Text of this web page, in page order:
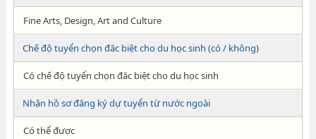
Fine Arts, Design, Art and Culture
Chế độ tuyển chọn đăc biệt cho du học sinh (có / không)
Có chế độ tuyển chọn đăc biệt cho du học sinh
Nhận hồ sơ đăng ký dự tuyển từ nước ngoài
Có thể được